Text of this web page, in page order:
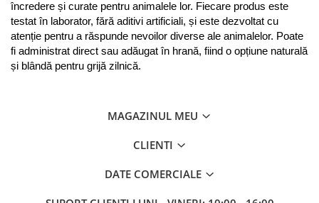
încredere și curate pentru animalele lor. Fiecare produs este
testat în laborator, fără aditivi artificiali, și este dezvoltat cu
atenție pentru a răspunde nevoilor diverse ale animalelor. Poate
fi administrat direct sau adăugat în hrană, fiind o opțiune naturală
și blândă pentru grijă zilnică.
MAGAZINUL MEU
CLIENTI
DATE COMERCIALE